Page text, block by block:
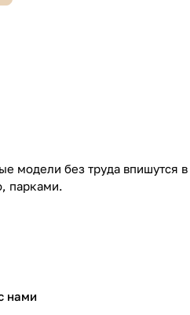
модели без труда впишутся в
парками.
нами